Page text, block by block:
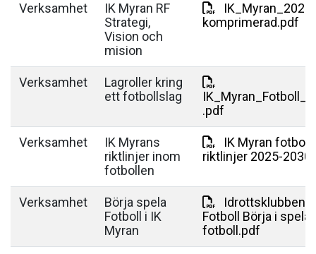
Verksamhet
IK Myran RF
Strategi,
Vision och
mision
IK_Myran_2026-
komprimerad.pdf
Verksamhet
Lagroller kring
ett fotbollslag
.pdf
Verksamhet
IK Myrans
riktlinjer inom
fotbollen
IK Myran fotboll
riktlinjer 2025-
Verksamhet
Börja spela
Fotboll i IK
Myran
Idrottsklubben
Fotboll Börja i spela
fotboll.pdf